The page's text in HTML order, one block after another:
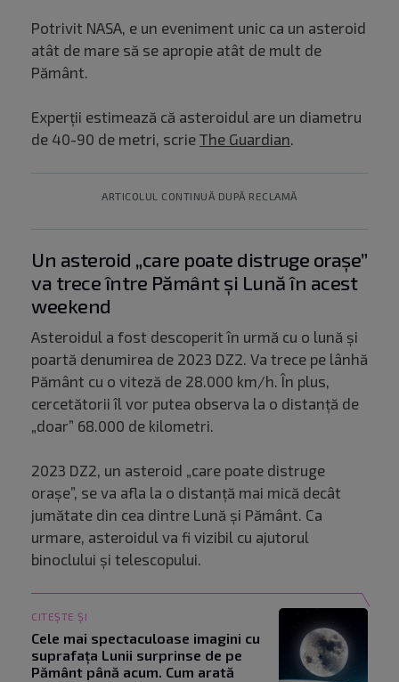
Potrivit NASA, e un eveniment unic ca un asteroid
atât de mare să se apropie atât de mult de
Pământ.
Experții estimează că asteroidul are un diametru
de 40-90 de metri, scrie The Guardian.
ARTICOLUL CONTINUĂ DUPĂ RECLAMĂ
Un asteroid „care poate distruge orașe”
va trece între Pământ și Lună în acest
weekend
Asteroidul a fost descoperit în urmă cu o lună și
poartă denumirea de 2023 DZ2. Va trece pe lânhă
Pământ cu o viteză de 28.000 km/h. În plus,
cercetătorii îl vor putea observa la o distanță de
„doar” 68.000 de kilometri.
2023 DZ2, un asteroid „care poate distruge
orașe”, se va afla la o distanță mai mică decât
jumătate din cea dintre Lună și Pământ. Ca
urmare, asteroidul va fi vizibil cu ajutorul
binoclului și telescopului.
CITEȘTE ȘI
Cele mai spectaculoase imagini cu
suprafața Lunii surprinse de pe
Pământ până acum. Cum arată